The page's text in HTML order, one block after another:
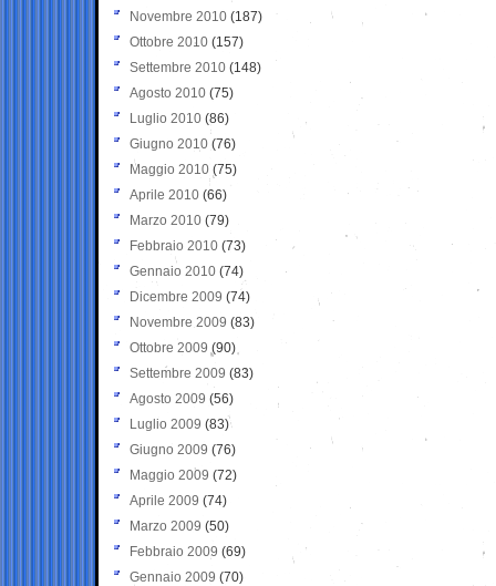
Novembre 2010 (187)
Ottobre 2010 (157)
Settembre 2010 (148)
Agosto 2010 (75)
Luglio 2010 (86)
Giugno 2010 (76)
Maggio 2010 (75)
Aprile 2010 (66)
Marzo 2010 (79)
Febbraio 2010 (73)
Gennaio 2010 (74)
Dicembre 2009 (74)
Novembre 2009 (83)
Ottobre 2009 (90)
Settembre 2009 (83)
Agosto 2009 (56)
Luglio 2009 (83)
Giugno 2009 (76)
Maggio 2009 (72)
Aprile 2009 (74)
Marzo 2009 (50)
Febbraio 2009 (69)
Gennaio 2009 (70)